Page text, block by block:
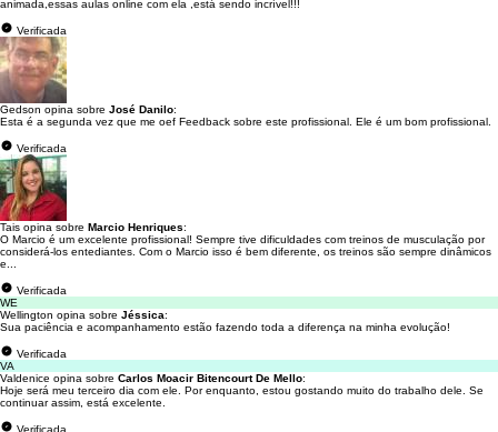
animada,essas aulas online com ela ,está sendo incrível!!!
Verificada
Gedson opina sobre José Danilo:
Esta é a segunda vez que me oef Feedback sobre este profissional. Ele é um bom profissional.
Verificada
Tais opina sobre Marcio Henriques:
O Marcio é um excelente profissional! Sempre tive dificuldades com treinos de musculação por
considerá-los entediantes. Com o Marcio isso é bem diferente, os treinos são sempre dinâmicos
e...
Verificada
WE
Wellington opina sobre Jéssica:
Sua paciência e acompanhamento estão fazendo toda a diferença na minha evolução!
Verificada
VA
Valdenice opina sobre Carlos Moacir Bitencourt De Mello:
Hoje será meu terceiro dia com ele. Por enquanto, estou gostando muito do trabalho dele. Se
continuar assim, está excelente.
Verificada